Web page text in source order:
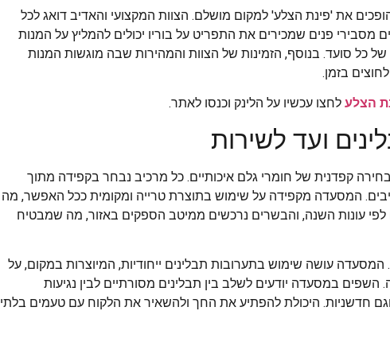
את 'פינת הצלע' למקום מושלם. הצוות המקצועי והאדיב דואג לכל
מסבירי פנים שמכירים את התפריט על בוריו יכולים להמליץ על המנות
כל סועד. בנוסף, הזמינות של הצוות והמהירות שבה מוגשות המנות
בזמן.
הצלע לחצו עכשיו על הלינק וכנסו לאתר.
ועד לשירות
קפדנית של חומרי גלם איכותיים. כל מרכיב נבחר בקפידה מתוך
המסעדה מקפידה על שימוש בתוצרת טרייה ומקומית ככל האפשר, מה
לפי עונות השנה, והבשרים נרכשים ממיטב הספקים באזור, מה שמבטיח
עושה שימוש בתערובות תבלינים ייחודיות, המיוצרות במקום, על
במסעדה יודעים לשלב בין תבלינים מסורתיים לבין נגיעות
חדשניות. היכולת להפתיע את החך ולהשאיר את הלקוח עם טעמים בלתי